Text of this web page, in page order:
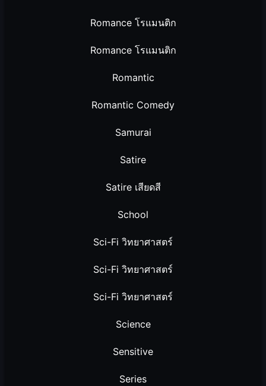
Romance โรแมนติก
Romance โรแมนติก
Romantic
Romantic Comedy
Samurai
Satire
Satire เสียดสี
School
Sci-Fi วิทยาศาสตร์
Sci-Fi วิทยาศาสตร์
Sci-Fi วิทยาศาสตร์
Science
Sensitive
Series